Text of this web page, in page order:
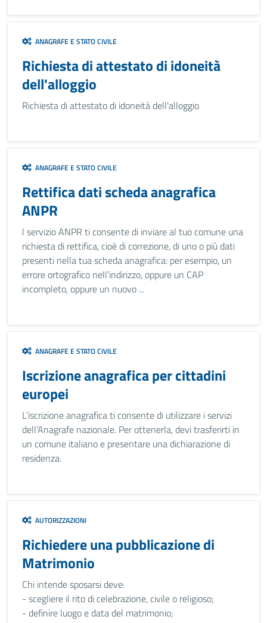
ANAGRAFE E STATO CIVILE
Richiesta di attestato di idoneità
dell'alloggio
Richiesta di attestato di idoneità dell'alloggio
ANAGRAFE E STATO CIVILE
Rettifica dati scheda anagrafica
ANPR
l servizio ANPR ti consente di inviare al tuo comune una
richiesta di rettifica, cioè di correzione, di uno o più dati
presenti nella tua scheda anagrafica: per esempio, un
errore ortografico nell’indirizzo, oppure un CAP
incompleto, oppure un nuovo ...
ANAGRAFE E STATO CIVILE
Iscrizione anagrafica per cittadini
europei
L’iscrizione anagrafica ti consente di utilizzare i servizi
dell’Anagrafe nazionale. Per ottenerla, devi trasferirti in
un comune italiano e presentare una dichiarazione di
residenza.
AUTORIZZAZIONI
Richiedere una pubblicazione di
Matrimonio
Chi intende sposarsi deve:
- scegliere il rito di celebrazione, civile o religioso;
- definire luogo e data del matrimonio;